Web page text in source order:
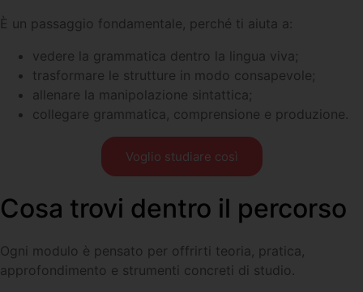
È un passaggio fondamentale, perché ti aiuta a:
vedere la grammatica dentro la lingua viva;
trasformare le strutture in modo consapevole;
allenare la manipolazione sintattica;
collegare grammatica, comprensione e produzione.
Voglio studiare così
Cosa trovi dentro il percorso
Ogni modulo è pensato per offrirti teoria, pratica,
approfondimento e strumenti concreti di studio.